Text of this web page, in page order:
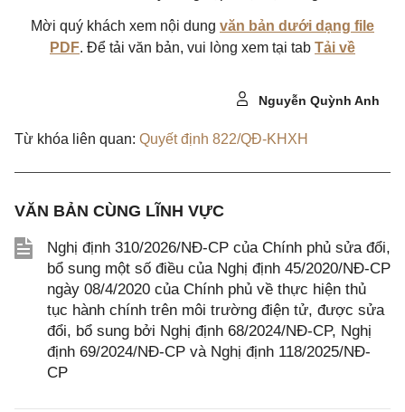
Mời quý khách xem nội dung văn bản dưới dạng file
PDF. Để tải văn bản, vui lòng xem tại tab Tải về
Nguyễn Quỳnh Anh
Từ khóa liên quan: Quyết định 822/QĐ-KHXH
VĂN BẢN CÙNG LĨNH VỰC
Nghị định 310/2026/NĐ-CP của Chính phủ sửa đổi,
bổ sung một số điều của Nghị định 45/2020/NĐ-CP
ngày 08/4/2020 của Chính phủ về thực hiện thủ
tục hành chính trên môi trường điện tử, được sửa
đổi, bổ sung bởi Nghị định 68/2024/NĐ-CP, Nghị
định 69/2024/NĐ-CP và Nghị định 118/2025/NĐ-
CP